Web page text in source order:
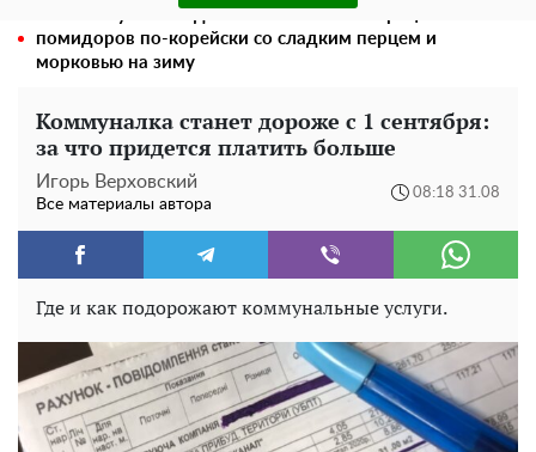
помидоров по-корейски со сладким перцем и
морковью на зиму
Коммуналка станет дороже с 1 сентября:
за что придется платить больше
Игорь Верховский
Все материалы автора
08:18 31.08
Где и как подорожают коммунальные услуги.